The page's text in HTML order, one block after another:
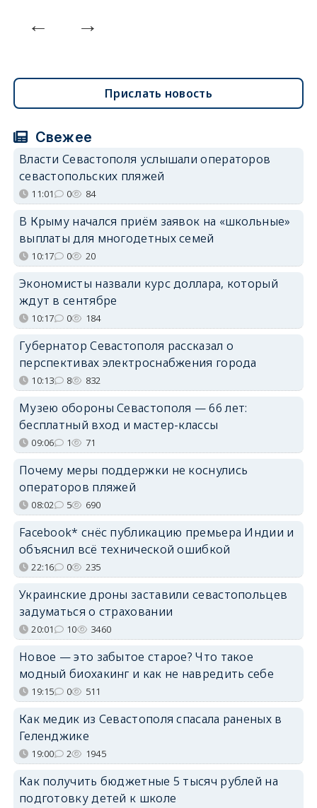
Прислать новость
Свежее
Власти Севастополя услышали операторов
севастопольских пляжей
11:01 0 84
В Крыму начался приём заявок на «школьные»
выплаты для многодетных семей
10:17 0 20
Экономисты назвали курс доллара, который
ждут в сентябре
10:17 0 184
Губернатор Севастополя рассказал о
перспективах электроснабжения города
10:13 8 832
Музею обороны Севастополя — 66 лет:
бесплатный вход и мастер-классы
09:06 1 71
Почему меры поддержки не коснулись
операторов пляжей
08:02 5 690
Facebook* снёс публикацию премьера Индии и
объяснил всё технической ошибкой
22:16 0 235
Украинские дроны заставили севастопольцев
задуматься о страховании
20:01 10 3460
Новое — это забытое старое? Что такое
модный биохакинг и как не навредить себе
19:15 0 511
Как медик из Севастополя спасала раненых в
Геленджике
19:00 2 1945
Как получить бюджетные 5 тысяч рублей на
подготовку детей к школе